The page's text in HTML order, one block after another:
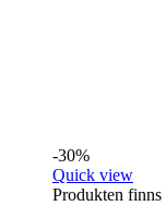
-30%
Quick view
Produkten finns